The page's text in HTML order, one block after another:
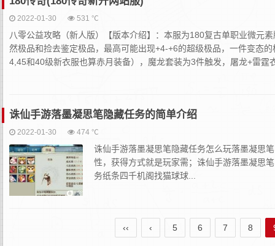
2022-01-30 531 ℃
八零公益攻略（新人版）【版本介绍】：本服为180复古单职业微元
然极品和捡去鉴定极品，最高可能出现+4-+6的超级极品，一件变态
4,45和40级新衣服也算赤月装备），魔龙套装为3件触发，屠龙+雷
诛仙手游落墨凝思笔隐藏任务的简单介绍
2022-01-30 474 ℃
诛仙手游落墨凝思笔隐藏任务怎么玩落墨凝思
性，获得方式就是玩家需；诛仙手游落墨凝思
务纸条四千机阁找猫球球...
‹‹ ‹ 5 6 7 8